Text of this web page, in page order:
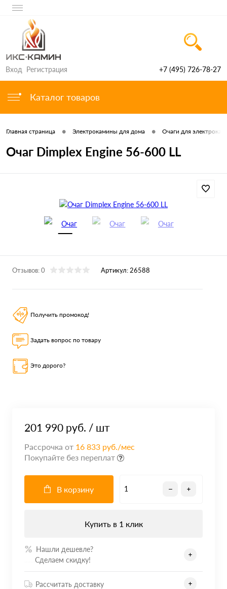
Вход Регистрация +7 (495) 726-78-27
Каталог товаров
Главная страница • Электрокамины для дома • Очаги для
Очаг Dimplex Engine 56-600 LL
Отзывов: 0 Артикул: 26588
Получить промокод!
Задать вопрос по товару
Это дорого?
201 990 руб. / шт
Рассрочка от 16 833 руб./мес
Покупайте без переплат
В корзину
Купить в 1 клик
Нашли дешевле?
Сделаем скидку!
Рассчитать доставку